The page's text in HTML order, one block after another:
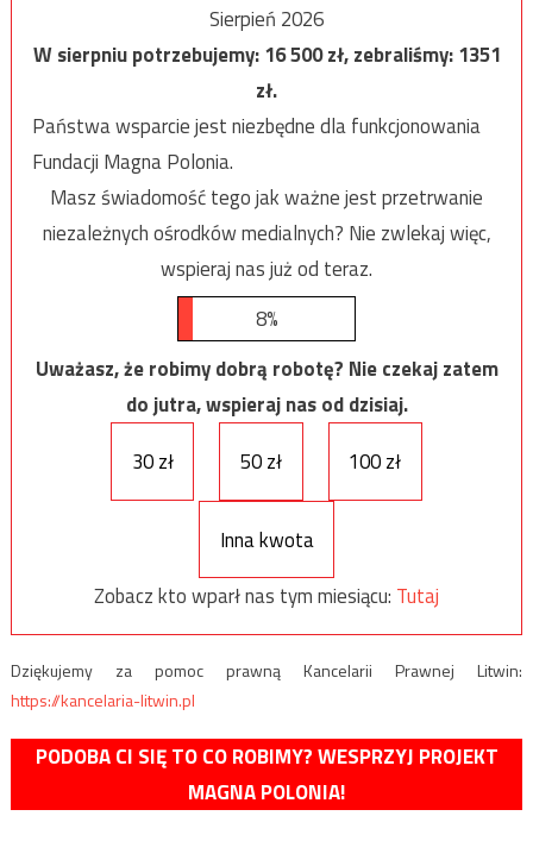
Sierpień 2026
W sierpniu potrzebujemy:16 500zł, zebraliśmy:1351
zł.
Państwa wsparcie jest niezbędne dla funkcjonowania
Fundacji Magna Polonia.
Masz świadomość tego jak ważne jest przetrwanie
niezależnych ośrodków medialnych? Nie zwlekaj więc,
wspieraj nas już od teraz.
8%
Uważasz, że robimy dobrą robotę? Nie czekaj zatem
do jutra, wspieraj nas od dzisiaj.
30 zł
50 zł 100 zł
Inna kwota
Zobacz kto wparł nas tym miesiącu: Tutaj
Dziękujemy za pomoc prawną Kancelarii Prawnej Litwin:
https://kancelaria-litwin.pl
PODOBA CI SIĘ TO CO ROBIMY? WESPRZYJ PROJEKT
MAGNA POLONIA!